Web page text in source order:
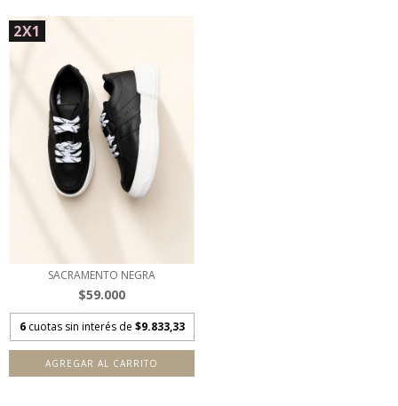
2X1
SACRAMENTO NEGRA
$59.000
6 cuotas sin interés de $9.833,33
AGREGAR AL CARRITO